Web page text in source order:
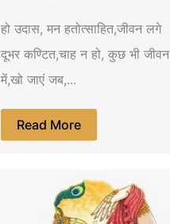
हो उदास, मन हतोत्साहित,जीवन लगे
दूभर कण्टित,चाह न हो, कुछ भी जीवन
में,खो जाएं जब,...
Read More